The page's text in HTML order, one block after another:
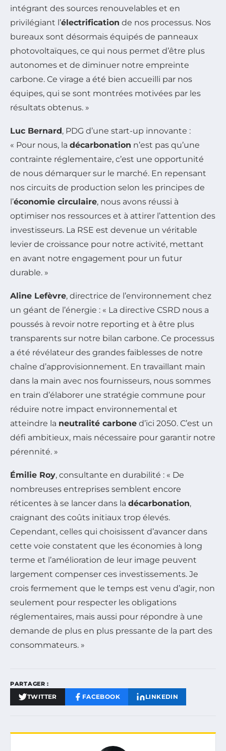
intégrant des sources renouvelables et en
privilégiant l’électrification de nos processus. Nos
bureaux sont désormais équipés de panneaux
photovoltaïques, ce qui nous permet d’être plus
autonomes et de diminuer notre empreinte
carbone. Ce virage a été bien accueilli par nos
équipes, qui se sont montrées motivées par les
résultats obtenus. »
Luc Bernard , PDG d’une start-up innovante :
« Pour nous, la décarbonation n’est pas qu’une
contrainte réglementaire, c’est une opportunité
de nous démarquer sur le marché. En repensant
nos circuits de production selon les principes de
l’économie circulaire, nous avons réussi à
optimiser nos ressources et à attirer l’attention des
investisseurs. La RSE est devenue un véritable
levier de croissance pour notre activité, mettant
en avant notre engagement pour un futur
durable. »
Aline Lefèvre, directrice de l’environnement chez
un géant de l’énergie : « La directive CSRD nous a
poussés à revoir notre reporting et à être plus
transparents sur notre bilan carbone. Ce processus
a été révélateur des grandes faiblesses de notre
chaîne d’approvisionnement. En travaillant main
dans la main avec nos fournisseurs, nous sommes
en train d’élaborer une stratégie commune pour
réduire notre impact environnemental et
atteindre la neutralité carbone d’ici 2050. C’est un
défi ambitieux, mais nécessaire pour garantir notre
pérennité. »
Émilie Roy, consultante en durabilité : « De
nombreuses entreprises semblent encore
réticentes à se lancer dans la décarbonation,
craignant des coûts initiaux trop élevés.
Cependant, celles qui choisissent d’avancer dans
cette voie constatent que les économies à long
terme et l’amélioration de leur image peuvent
largement compenser ces investissements. Je
crois fermement que le temps est venu d’agir, non
seulement pour respecter les obligations
réglementaires, mais aussi pour répondre à une
demande de plus en plus pressante de la part des
consommateurs. »
PARTAGER :
TWITTER FACEBOOK LINKEDIN